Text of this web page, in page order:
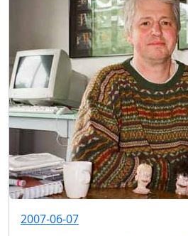
2007-06-07